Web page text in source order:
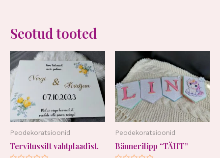
Seotud tooted
Peodekoratsioonid
Tervitussilt vahtplaadist.
Peodekoratsioonid
Bännerilipp “TÄHT”